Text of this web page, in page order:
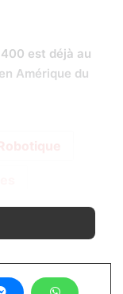
est déjà au
Amérique du